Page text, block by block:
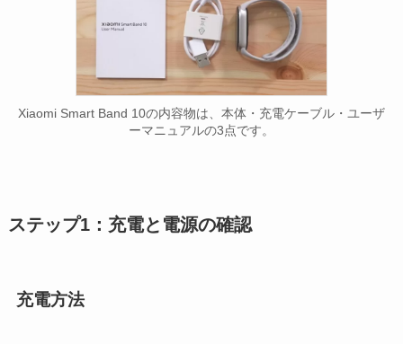
Xiaomi Smart Band 10の内容物は、本体・充電ケーブル・ユーザ
ーマニュアルの3点です。
ステップ1：充電と電源の確認
充電方法